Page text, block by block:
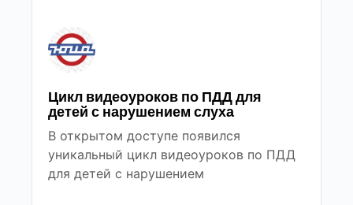
Цикл видеоуроков по ПДД для
детей с нарушением слуха
В открытом доступе появился
уникальный цикл видеоуроков по ПДД
для детей с нарушением